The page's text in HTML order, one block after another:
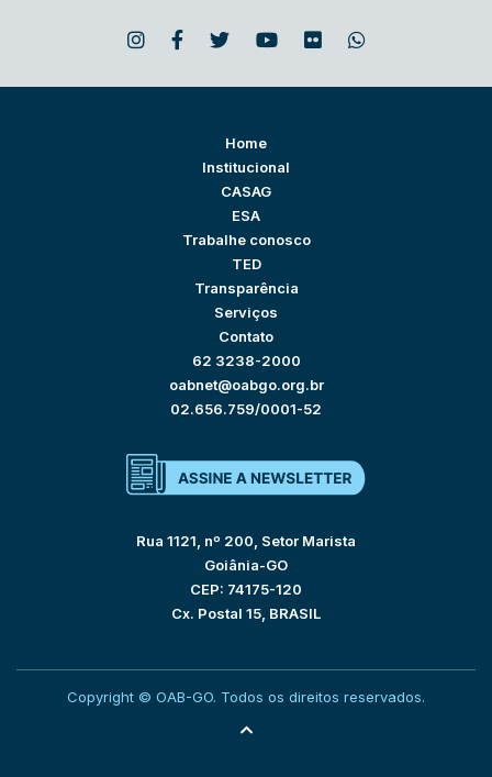
Home
Institucional
CASAG
ESA
Trabalhe conosco
TED
Transparência
Serviços
Contato
62 3238-2000
oabnet@oabgo.org.br
02.656.759/0001-52
Rua 1121, nº 200, Setor Marista
Goiânia-GO
CEP: 74175-120
Cx. Postal 15, BRASIL
Copyright © OAB-GO. Todos os direitos reservados.